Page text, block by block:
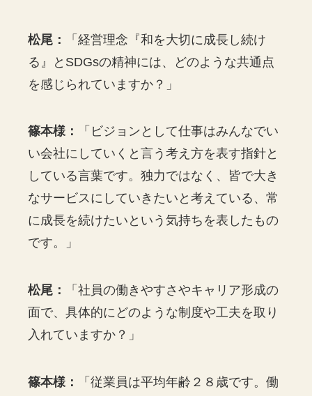
松尾：
「経営理念『和を大切に成長し続け
る』とSDGsの精神には、どのような共通点
を感じられていますか？」
篠本様：
「ビジョンとして仕事はみんなでい
い会社にしていくと言う考え方を表す指針と
している言葉です。独力ではなく、皆で大き
なサービスにしていきたいと考えている、常
に成長を続けたいという気持ちを表したもの
です。」
松尾：
「社員の働きやすさやキャリア形成の
面で、具体的にどのような制度や工夫を取り
入れていますか？」
篠本様：
「従業員は平均年齢２８歳です。働